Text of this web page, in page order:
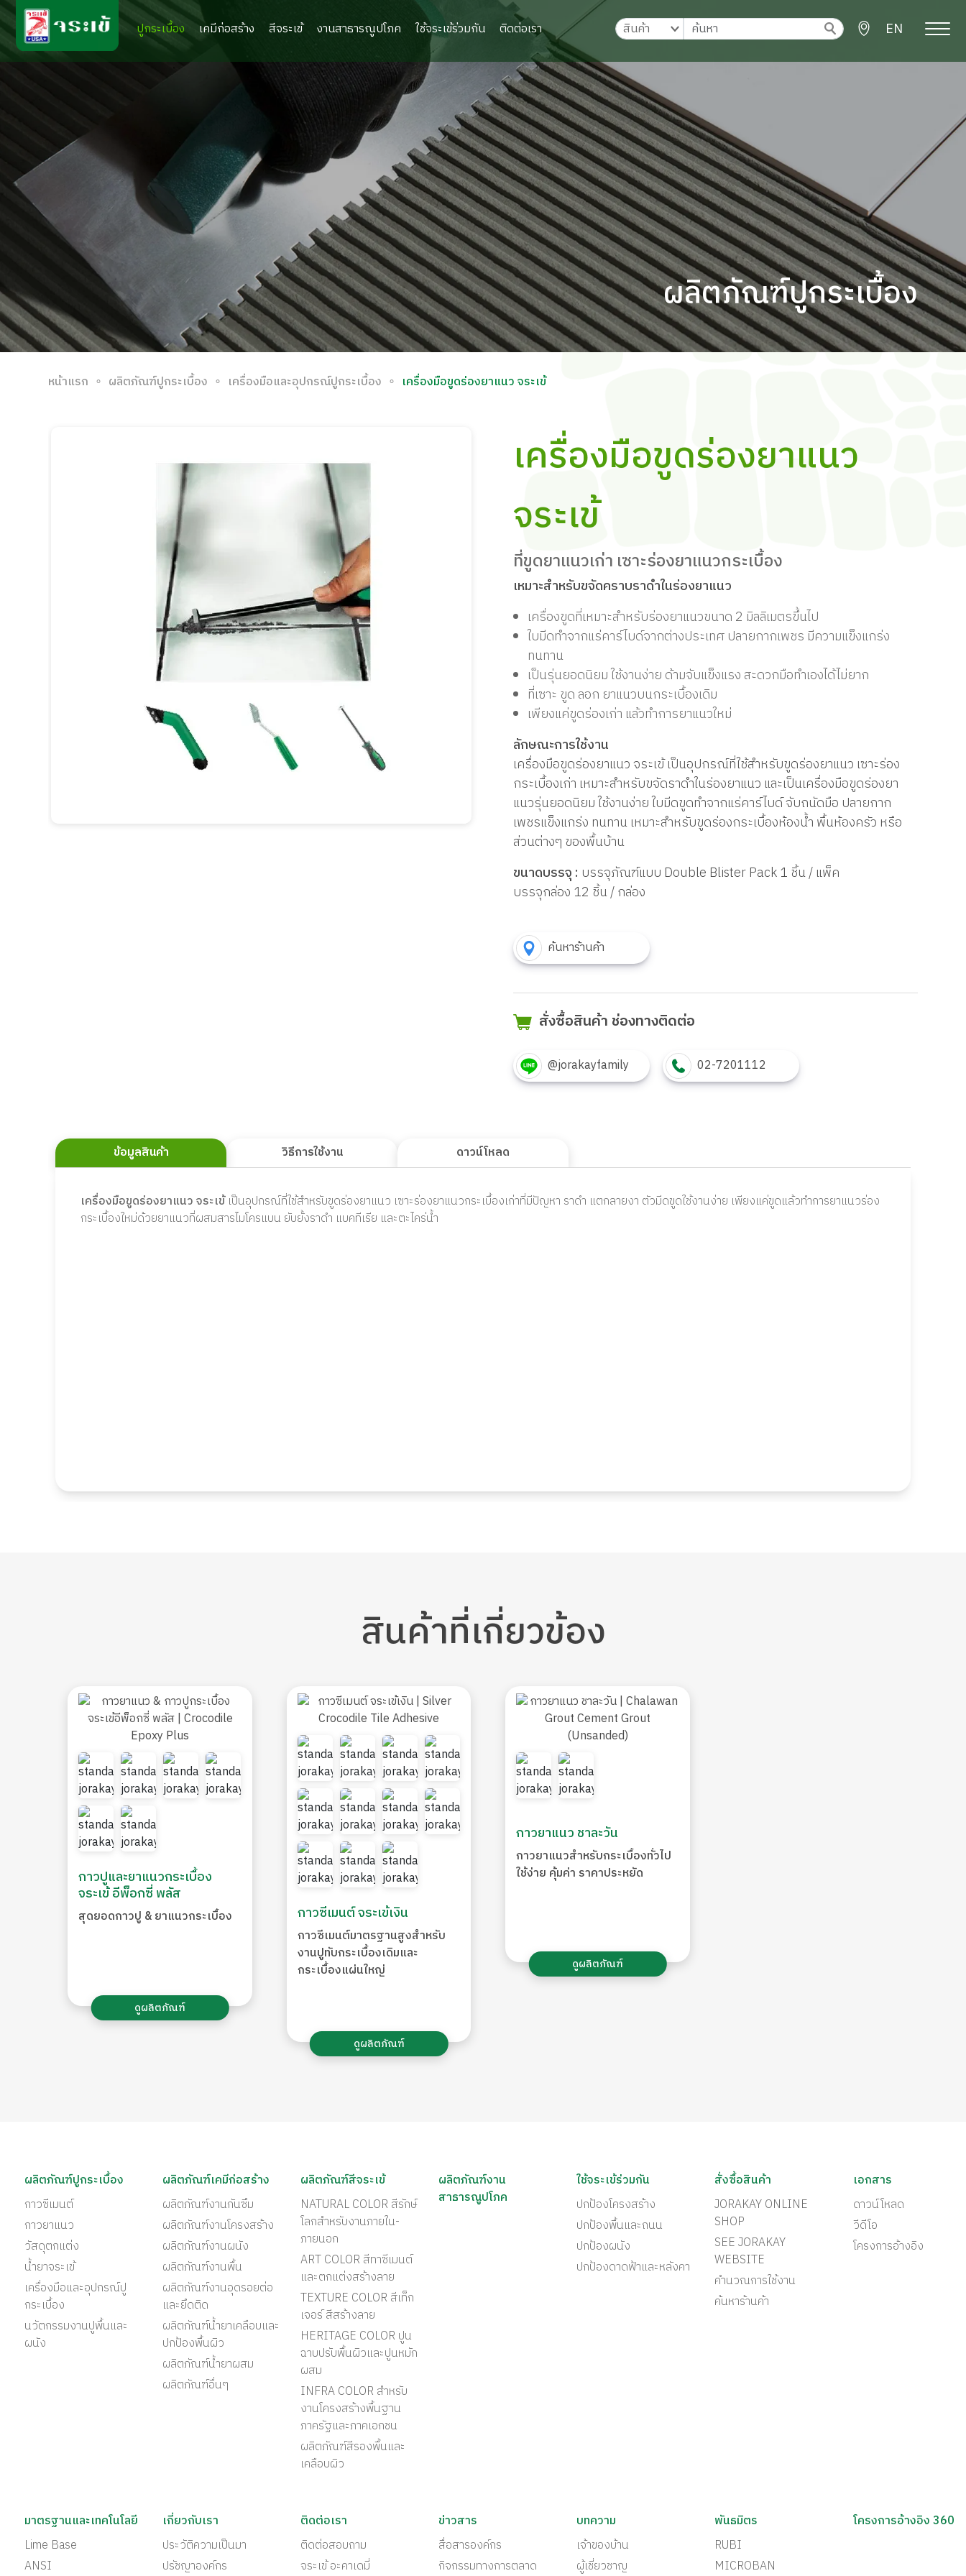
ปูกระเบื้อง เคมีก่อสร้าง สีจระเข้ งานสาธารณูปโภค ใช้จระเข้ร่วมกัน ติดต่อเรา EN
ผลิตภัณฑ์ปูกระเบื้อง
หน้าแรก ∘ ผลิตภัณฑ์ปูกระเบื้อง ∘ เครื่องมือและอุปกรณ์ปูกระเบื้อง ∘ เครื่องมือขูดร่องยาแนว จระเข้
เครื่องมือขูดร่องยาแนว
จระเข้
ที่ขูดยาแนวเก่า เซาะร่องยาแนวกระเบื้อง
เหมาะสำหรับขจัดคราบราดำในร่องยาแนว
เครื่องขูดที่เหมาะสำหรับร่องยาแนวขนาด 2 มิลลิเมตรขึ้นไป
ใบมีดทำจากแร่คาร์ไบด์จากต่างประเทศ ปลายกากเพชร มีความแข็งแกร่ง
ทนทาน
เป็นรุ่นยอดนิยม ใช้งานง่าย ด้ามจับแข็งแรง สะดวกมือทำเองได้ไม่ยาก
ที่เซาะ ขูด ลอก ยาแนวบนกระเบื้องเดิม
เพียงแค่ขูดร่องเก่า แล้วทำการยาแนวใหม่
ลักษณะการใช้งาน
เครื่องมือขูดร่องยาแนว จระเข้ เป็นอุปกรณ์ที่ใช้สำหรับขูดร่องยาแนว เซาะร่อง
กระเบื้องเก่า เหมาะสำหรับขจัดราดำในร่องยาแนว และเป็นเครื่องมือขูดร่องยา
แนวรุ่นยอดนิยม ใช้งานง่าย ใบมีดขูดทำจากแร่คาร์ไบด์ จับถนัดมือ ปลายกาก
เพชรแข็งแกร่ง ทนทาน เหมาะสำหรับขูดร่องกระเบื้องห้องน้ำ พื้นห้องครัว หรือ
ส่วนต่างๆ ของพื้นบ้าน
ขนาดบรรจุ : บรรจุภัณฑ์แบบ Double Blister Pack 1 ชิ้น / แพ็ค
บรรจุกล่อง 12 ชิ้น / กล่อง
ค้นหาร้านค้า
สั่งซื้อสินค้า ช่องทางติดต่อ
@jorakayfamily 02-7201112
ข้อมูลสินค้า วิธีการใช้งาน ดาวน์โหลด
เครื่องมือขูดร่องยาแนว จระเข้เป็นอุปกรณ์ที่ใช้สำหรับขูดร่องยาแนว เซาะร่องยาแนวกระเบื้องเก่าที่มีปัญหา ราดำ แตกลายงา ตัวมีดขูดใช้งานง่าย เพียงแค่ขูดแล้วทำการยาแนวร่อง
กระเบื้องใหม่ด้วยยาแนวที่ผสมสารไมโครแบน ยับยั้งราดำ แบคทีเรีย และตะไคร่น้ำ
สินค้าที่เกี่ยวข้อง
กาวปูและยาแนวกระเบื้อง
จระเข้ อีพ็อกซี่ พลัส
สุดยอดกาวปู & ยาแนวกระเบื้อง
ดูผลิตภัณฑ์
กาวซีเมนต์ จระเข้เงิน
กาวซีเมนต์มาตรฐานสูงสำหรับ
งานปูทับกระเบื้องเดิมและ
กระเบื้องแผ่นใหญ่
ดูผลิตภัณฑ์
กาวยาแนว ชาละวัน
กาวยาแนวสำหรับกระเบื้องทั่วไป
ใช้ง่าย คุ้มค่า ราคาประหยัด
ดูผลิตภัณฑ์
ผลิตภัณฑ์ปูกระเบื้อง
กาวซีเมนต์
กาวยาแนว
วัสดุตกแต่ง
น้ำยาจระเข้
เครื่องมือและอุปกรณ์ปู
กระเบื้อง
นวัตกรรมงานปูพื้นและ
ผนัง
ผลิตภัณฑ์เคมีก่อสร้าง
ผลิตภัณฑ์งานกันซึม
ผลิตภัณฑ์งานโครงสร้าง
ผลิตภัณฑ์งานผนัง
ผลิตภัณฑ์งานพื้น
ผลิตภัณฑ์งานอุดรอยต่อ
และยึดติด
ผลิตภัณฑ์น้ำยาเคลือบและ
ปกป้องพื้นผิว
ผลิตภัณฑ์น้ำยาผสม
ผลิตภัณฑ์อื่นๆ
ผลิตภัณฑ์สีจระเข้
NATURAL COLOR สีรักษ์
โลกสำหรับงานภายใน-
ภายนอก
ART COLOR สีทาซีเมนต์
และตกแต่งสร้างลาย
TEXTURE COLOR สีเท็ก
เจอร์ สีสร้างลาย
HERITAGE COLOR ปูน
ฉาบปรับพื้นผิวและปูนหมัก
ผสม
INFRA COLOR สำหรับ
งานโครงสร้างพื้นฐาน
ภาครัฐและภาคเอกชน
ผลิตภัณฑ์สีรองพื้นและ
เคลือบผิว
ผลิตภัณฑ์งาน
สาธารณูปโภค
ใช้จระเข้ร่วมกัน
ปกป้องโครงสร้าง
ปกป้องพื้นและถนน
ปกป้องผนัง
ปกป้องดาดฟ้าและหลังคา
สั่งซื้อสินค้า
JORAKAY ONLINE
SHOP
SEE JORAKAY
WEBSITE
คำนวณการใช้งาน
ค้นหาร้านค้า
เอกสาร
ดาวน์โหลด
วีดีโอ
โครงการอ้างอิง
มาตรฐานและเทคโนโลยี
Lime Base
ANSI
เกี่ยวกับเรา
ประวัติความเป็นมา
ปรัชญาองค์กร
ติดต่อเรา
ติดต่อสอบถาม
จระเข้ อะคาเดมี่
ข่าวสาร
สื่อสารองค์กร
กิจกรรมทางการตลาด
บทความ
เจ้าของบ้าน
ผู้เชี่ยวชาญ
พันธมิตร
RUBI
MICROBAN
โครงการอ้างอิง 360